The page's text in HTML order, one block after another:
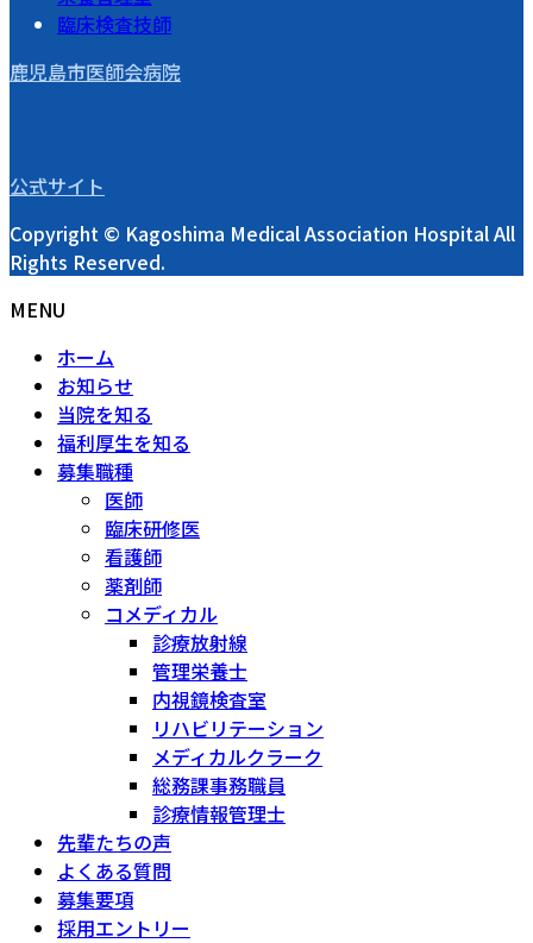
臨床検査技師
鹿児島市医師会病院
公式サイト
Copyright © Kagoshima Medical Association Hospital All
Rights Reserved.
MENU
ホーム
お知らせ
当院を知る
福利厚生を知る
募集職種
医師
臨床研修医
看護師
薬剤師
コメディカル
診療放射線
管理栄養士
内視鏡検査室
リハビリテーション
メディカルクラーク
総務課事務職員
診療情報管理士
先輩たちの声
よくある質問
募集要項
採用エントリー